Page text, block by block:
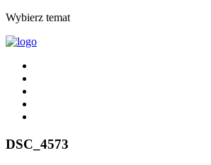
Wybierz temat
DSC_4573